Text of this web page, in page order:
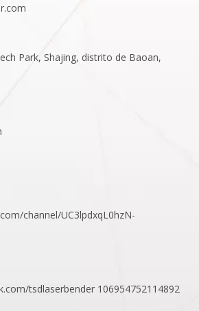
Park, Shajing, distrito de Baoan,
channel/UC3lpdxqL0hzN-
tsdlaserbender 106954752114892